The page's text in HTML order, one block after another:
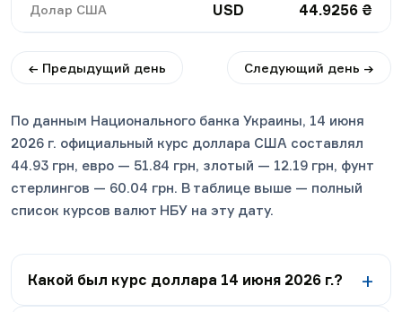
Долар США USD 44.9256 ₴
← Предыдущий день Следующий день →
По данным Национального банка Украины, 14 июня
2026 г. официальный курс доллара США составлял
44.93 грн, евро — 51.84 грн, злотый — 12.19 грн, фунт
стерлингов — 60.04 грн. В таблице выше — полный
список курсов валют НБУ на эту дату.
Какой был курс доллара 14 июня 2026 г.?